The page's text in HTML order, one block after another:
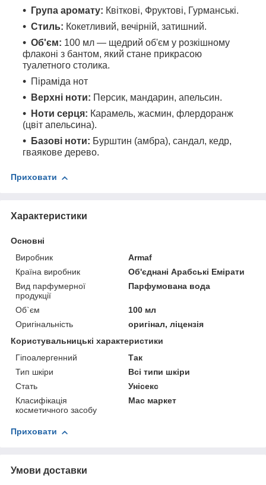
Група аромату: Квіткові, Фруктові, Гурманські.
Стиль: Кокетливий, вечірній, затишний.
Об'єм: 100 мл — щедрий об'єм у розкішному
флаконі з бантом, який стане прикрасою
туалетного столика.
Піраміда нот
Верхні ноти: Персик, мандарин, апельсин.
Ноти серця: Карамель, жасмин, флердоранж
(цвіт апельсина).
Базові ноти: Бурштин (амбра), сандал, кедр,
гваякове дерево.
Приховати
Характеристики
Основні
Виробник
Armaf
Країна виробник
Об'єднані Арабські Емірати
Вид парфумерної
продукції
Парфумована вода
Об`єм
100 мл
Оригінальність
оригінал, ліцензія
Користувальницькі характеристики
Гіпоалергенний
Так
Тип шкіри
Всі типи шкіри
Стать
Унісекс
Класифікація
косметичного засобу
Мас маркет
Приховати
Умови доставки